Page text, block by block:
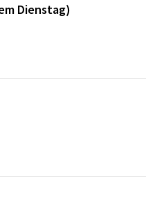
Dienstag)